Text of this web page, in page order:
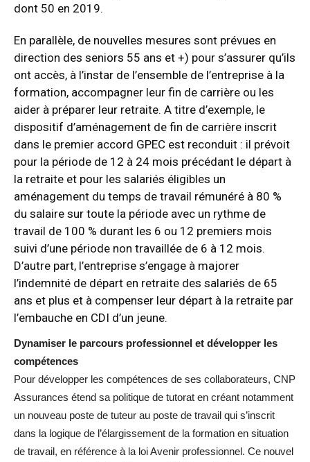
dont 50 en 2019.
En parallèle, de nouvelles mesures sont prévues en
direction des seniors 55 ans et +) pour s’assurer qu’ils
ont accès, à l’instar de l’ensemble de l’entreprise à la
formation, accompagner leur fin de carrière ou les
aider à préparer leur retraite. A titre d’exemple, le
dispositif d’aménagement de fin de carrière inscrit
dans le premier accord GPEC est reconduit : il prévoit
pour la période de 12 à 24 mois précédant le départ à
la retraite et pour les salariés éligibles un
aménagement du temps de travail rémunéré à 80 %
du salaire sur toute la période avec un rythme de
travail de 100 % durant les 6 ou 12 premiers mois
suivi d’une période non travaillée de 6 à 12 mois.
D’autre part, l’entreprise s’engage à majorer
l’indemnité de départ en retraite des salariés de 65
ans et plus et à compenser leur départ à la retraite par
l’embauche en CDI d’un jeune.
Dynamiser le parcours professionnel et développer les
compétences
Pour développer les compétences de ses collaborateurs, CNP
Assurances étend sa politique de tutorat en créant notamment
un nouveau poste de tuteur au poste de travail qui s’inscrit
dans la logique de l’élargissement de la formation en situation
de travail, en référence à la loi Avenir professionnel. Ce nouvel